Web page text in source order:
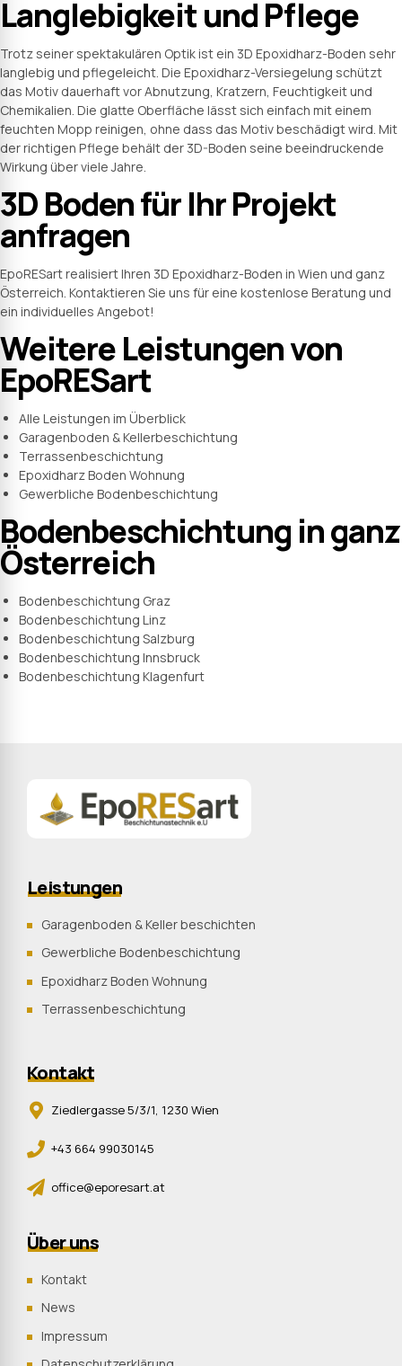
Langlebigkeit und Pflege
Trotz seiner spektakulären Optik ist ein 3D Epoxidharz-Boden sehr
langlebig und pflegeleicht. Die Epoxidharz-Versiegelung schützt
das Motiv dauerhaft vor Abnutzung, Kratzern, Feuchtigkeit und
Chemikalien. Die glatte Oberfläche lässt sich einfach mit einem
feuchten Mopp reinigen, ohne dass das Motiv beschädigt wird. Mit
der richtigen Pflege behält der 3D-Boden seine beeindruckende
Wirkung über viele Jahre.
3D Boden für Ihr Projekt
anfragen
EpoRESart realisiert Ihren 3D Epoxidharz-Boden in Wien und ganz
Österreich. Kontaktieren Sie uns für eine kostenlose Beratung und
ein individuelles Angebot!
Weitere Leistungen von
EpoRESart
Alle Leistungen im Überblick
Garagenboden & Kellerbeschichtung
Terrassenbeschichtung
Epoxidharz Boden Wohnung
Gewerbliche Bodenbeschichtung
Bodenbeschichtung in ganz
Österreich
Bodenbeschichtung Graz
Bodenbeschichtung Linz
Bodenbeschichtung Salzburg
Bodenbeschichtung Innsbruck
Bodenbeschichtung Klagenfurt
Leistungen
Garagenboden & Keller beschichten
Gewerbliche Bodenbeschichtung
Epoxidharz Boden Wohnung
Terrassenbeschichtung
Kontakt
Ziedlergasse 5/3/1, 1230 Wien
+43 664 99030145
office@eporesart.at
Über uns
Kontakt
News
Impressum